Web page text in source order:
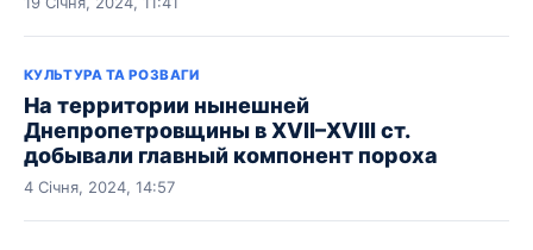
КУЛЬТУРА ТА РОЗВАГИ
На территории нынешней
Днепропетровщины в ХVІІ–ХVІІІ ст.
добывали главный компонент пороха
4 Січня, 2024, 14:57